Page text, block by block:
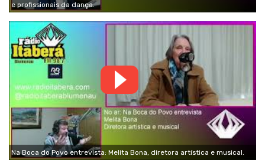
e profissionais da dança.
Na Boca do Povo entrevista: Melita Bona, diretora artística e musical.